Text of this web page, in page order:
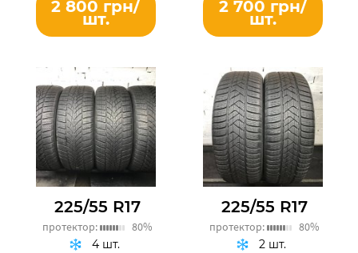
2 800 грн/
шт.
2 700 грн/
шт.
225/55 R17
протектор: 80%
4 шт.
225/55 R17
протектор: 80%
2 шт.